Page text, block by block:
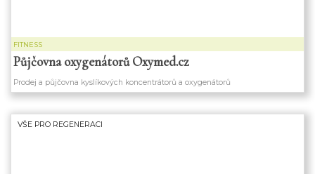
FITNESS
Půjčovna oxygenátorů Oxymed.cz
Prodej a půjčovna kyslíkových koncentrátorů a oxygenátorů
VŠE PRO REGENERACI